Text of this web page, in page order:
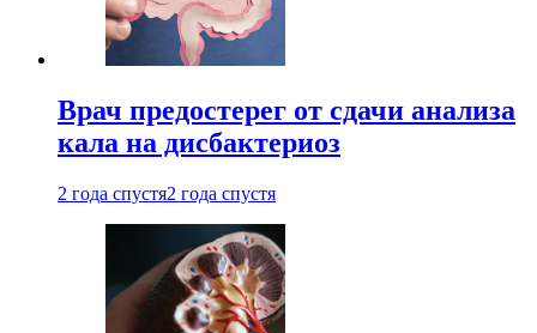
Врач предостерег от сдачи анализа
кала на дисбактериоз
2 года спустя2 года спустя